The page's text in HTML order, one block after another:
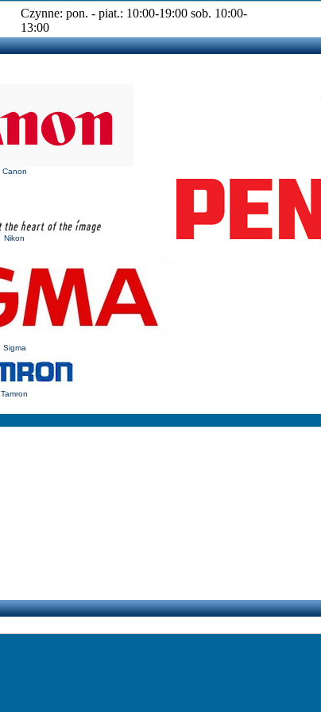
Czynne: pon. - piat.: 10:00-19:00 sob. 10:00-
13:00
Canon
Nikon
Sigma
Tamron